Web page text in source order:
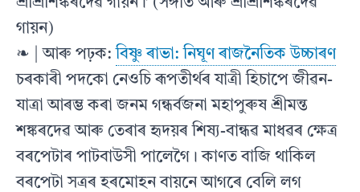
গায়ন)
❧ | আৰু পঢ়ক:বিষ্ণু ৰাভা: নিঘূণ ৰাজনৈতিক উচ্চাৰণ
চৰকাৰী পদকো নেওচি ৰূপতীৰ্থৰ যাত্ৰী হিচাপে জীৱন-
যাত্ৰা আৰম্ভ কৰা জনম গন্ধৰ্বজনা মহাপুৰুষ শ্ৰীমন্ত
শঙ্কৰদেৱ আৰু তেৰাৰ হৃদয়ৰ শিষ্য-বান্ধৱ মাধৱৰ ক্ষেত্ৰ
বৰপেটাৰ পাটবাউসী পালেগৈ। কাণত বাজি থাকিল
বৰপেটা সত্ৰৰ হৰমোহন বায়নে আগৰে বেলি লগ